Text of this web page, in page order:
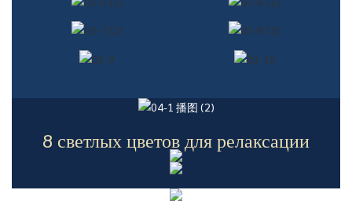
8 светлых цветов для релаксации